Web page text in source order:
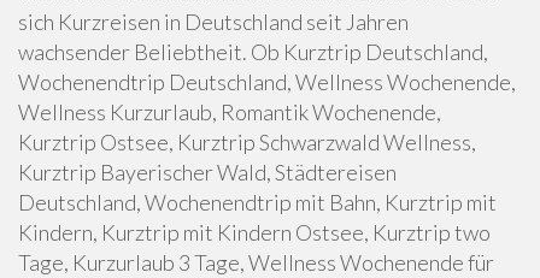
sich Kurzreisen in Deutschland seit Jahren
wachsender Beliebtheit. Ob Kurztrip Deutschland,
Wochenendtrip Deutschland, Wellness Wochenende,
Wellness Kurzurlaub, Romantik Wochenende,
Kurztrip Ostsee, Kurztrip Schwarzwald Wellness,
Kurztrip Bayerischer Wald, Städtereisen
Deutschland, Wochenendtrip mit Bahn, Kurztrip mit
Kindern, Kurztrip mit Kindern Ostsee, Kurztrip two
Tage, Kurzurlaub 3 Tage, Wellness Wochenende für